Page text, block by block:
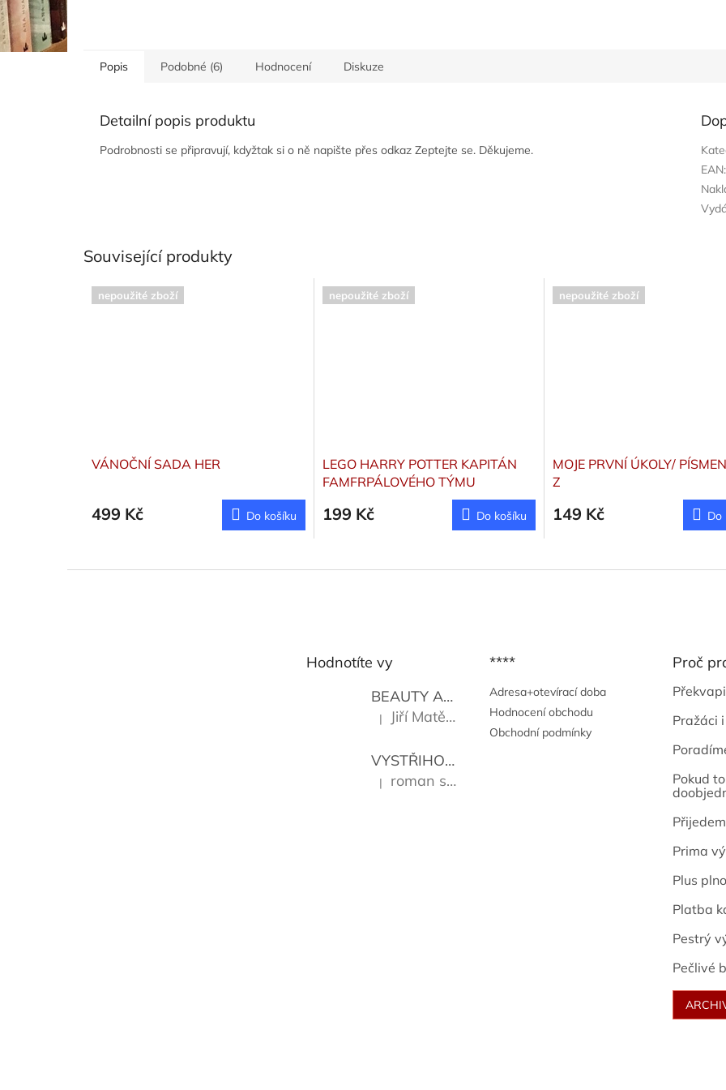
Popis Podobné (6) Hodnocení Diskuze
Detailní popis produktu
Podrobnosti se připravují, kdyžtak si o ně napište přes odkaz Zeptejte se. Děkujeme.
EAN:
Související produkty
nepoužité zboží
VÁNOČNÍ SADA HER
499 Kč Do košíku
nepoužité zboží
LEGO HARRY POTTER KAPITÁN
FAMFRPÁLOVÉHO TÝMU
199 Kč Do košíku
nepoužité zboží
MOJE PRVNÍ ÚKOLY/
Z
149 Kč Do
Hodnotíte vy
BEAUTY AND THE BEAT
Go Go's
Hodnocení produktu je 5 z 5 hvězdiček.
| Jiří Matějů
VYSTŘIHOVÁNKY - PRAŽSKÉ PAMÁTKY Kropáček
Hodnocení produktu je 5 z 5 hvězdiček.
| roman sekanina
****
Adresa+otevírací doba
Hodnocení obchodu
Obchodní podmínky
Proč
Pražáci
Pokud
Prima
Plus
Platba
Pestrý
Pečlivé